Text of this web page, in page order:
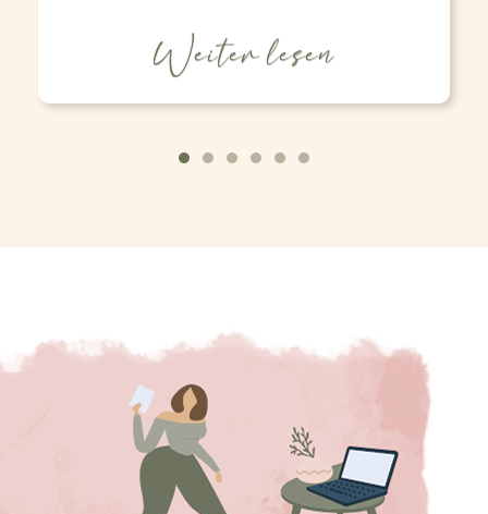
Weiter lesen